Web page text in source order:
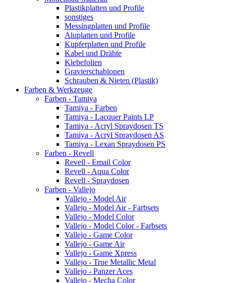
Plastikplatten und Profile
sonstiges
Messingplatten und Profile
Aluplatten und Profile
Kupferplatten und Profile
Kabel und Drähte
Klebefolien
Gravierschablonen
Schrauben & Nieten (Plastik)
Farben & Werkzeuge
Farben - Tamiya
Tamiya - Farben
Tamiya - Lacquer Paints LP
Tamiya - Acryl Spraydosen TS
Tamiya - Acryl Spraydosen AS
Tamiya - Lexan Spraydosen PS
Farben - Revell
Revell - Email Color
Revell - Aqua Color
Revell - Spraydosen
Farben - Vallejo
Vallejo - Model Air
Vallejo - Model Air - Farbsets
Vallejo - Model Color
Vallejo - Model Color - Farbsets
Vallejo - Game Color
Vallejo - Game Air
Vallejo - Game Xpress
Vallejo - True Metallic Metal
Vallejo - Panzer Aces
Vallejo - Mecha Color